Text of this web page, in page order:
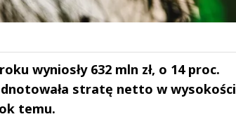
wyniosły 632 mln zł, o 14 proc.
stratę netto w wysokości
temu.